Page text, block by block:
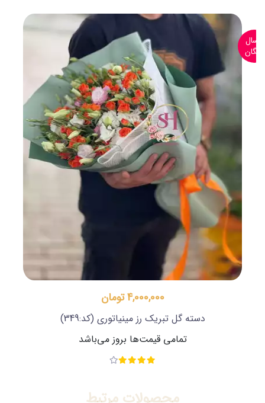
ارسال
رایگان
4,000,000 تومان
دسته گل تبریک رز مینیاتوری (کد:349)
تمامی قیمت‌ها بروز می‌باشد